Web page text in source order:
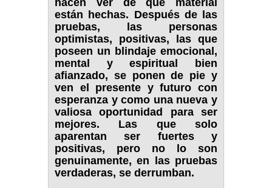
están hechas. Después de las
pruebas, las personas
optimistas, positivas, las que
poseen un blindaje emocional,
mental y espiritual bien
afianzado, se ponen de pie y
ven el presente y futuro con
esperanza y como una nueva y
valiosa oportunidad para ser
mejores. Las que solo
aparentan ser fuertes y
positivas, pero no lo son
genuinamente, en las pruebas
verdaderas, se derrumban.